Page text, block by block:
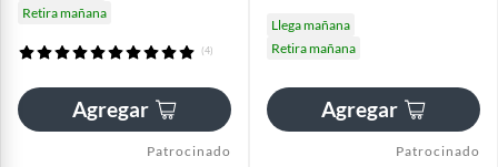
Retira mañana
(4)
Agregar
Patrocinado
Llega mañana
Retira mañana
Agregar
Patrocinado